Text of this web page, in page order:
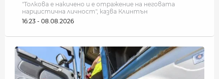
"Толкова е накичено и е отражение на неговата
нарцистична личност", казва Клинтън
16:23 - 08.08.2026